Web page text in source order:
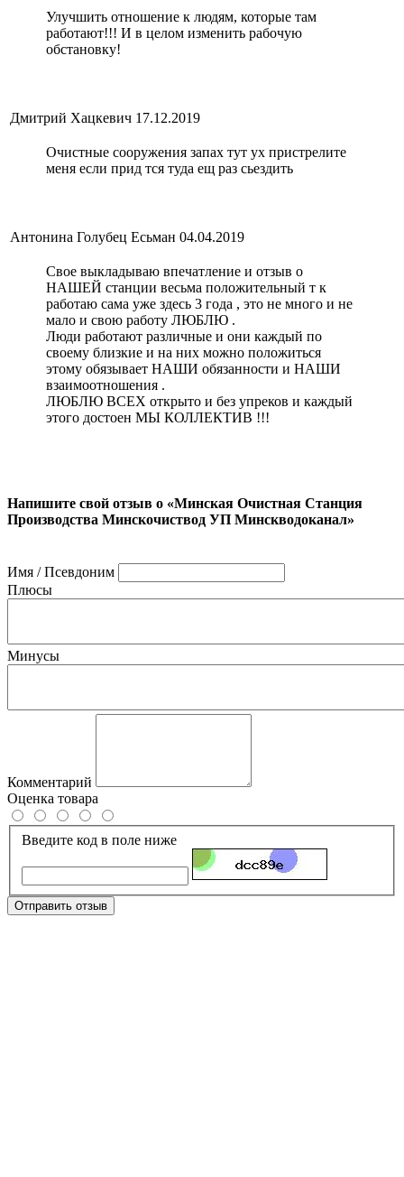
Улучшить отношение к людям, которые там
работают!!! И в целом изменить рабочую
обстановку!
Дмитрий Хацкевич 17.12.2019
Очистные сооружения запах тут ух пристрелите
меня если прид тся туда ещ раз сьездить
Антонина Голубец Есьман 04.04.2019
Свое выкладываю впечатление и отзыв о
НАШЕЙ станции весьма положительный т к
работаю сама уже здесь 3 года , это не много и не
мало и свою работу ЛЮБЛЮ .
Люди работают различные и они каждый по
своему близкие и на них можно положиться
этому обязывает НАШИ обязанности и НАШИ
взаимоотношения .
ЛЮБЛЮ ВСЕХ открыто и без упреков и каждый
этого достоен МЫ КОЛЛЕКТИВ !!!
Напишите свой отзыв о «Минская Очистная Станция
Производства Минскочиствод УП Минскводоканал»
Имя / Псевдоним
Плюсы
Минусы
Комментарий
Оценка товара
Введите код в поле ниже
Отправить отзыв